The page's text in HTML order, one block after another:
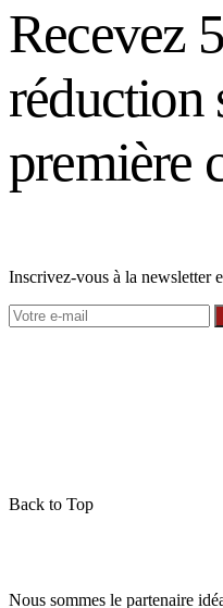
Recevez
réduction
première
Inscrivez-vous à la newsletter
Back to Top
Nous sommes le partenaire